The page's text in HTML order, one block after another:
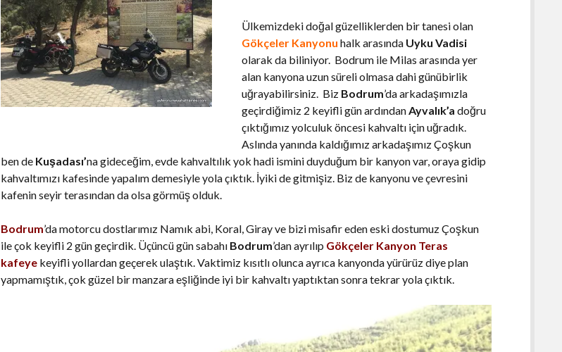
Ülkemizdeki doğal güzelliklerden bir tanesi olan
Gökçeler Kanyonu halk arasında Uyku Vadisi
olarak da biliniyor. Bodrum ile Milas arasında yer
alan kanyona uzun süreli olmasa dahi günübirlik
uğrayabilirsiniz. Biz Bodrum’da arkadaşımızla
geçirdiğimiz 2 keyifli gün ardındanAyvalık’adoğru
çıktığımız yolculuk öncesi kahvaltı için uğradık.
Aslında yanında kaldığımız arkadaşımız Çoşkun
ben de Kuşadası’na gideceğim, evde kahvaltılık yok hadi ismini duyduğum bir kanyon var, oraya gidip
kahvaltımızı kafesinde yapalım demesiyle yola çıktık. İyiki de gitmişiz. Biz de kanyonu ve çevresini
kafenin seyir terasından da olsa görmüş olduk.
Bodrum’da motorcu dostlarımız Namık abi, Koral, Giray ve bizi misafir eden eski dostumuz Çoşkun
ile çok keyifli 2 gün geçirdik. Üçüncü gün sabahı Bodrum’dan ayrılıp Gökçeler Kanyon Teras
kafeye keyifli yollardan geçerek ulaştık. Vaktimiz kısıtlı olunca ayrıca kanyonda yürürüz diye plan
yapmamıştık, çok güzel bir manzara eşliğinde iyi bir kahvaltı yaptıktan sonra tekrar yola çıktık.